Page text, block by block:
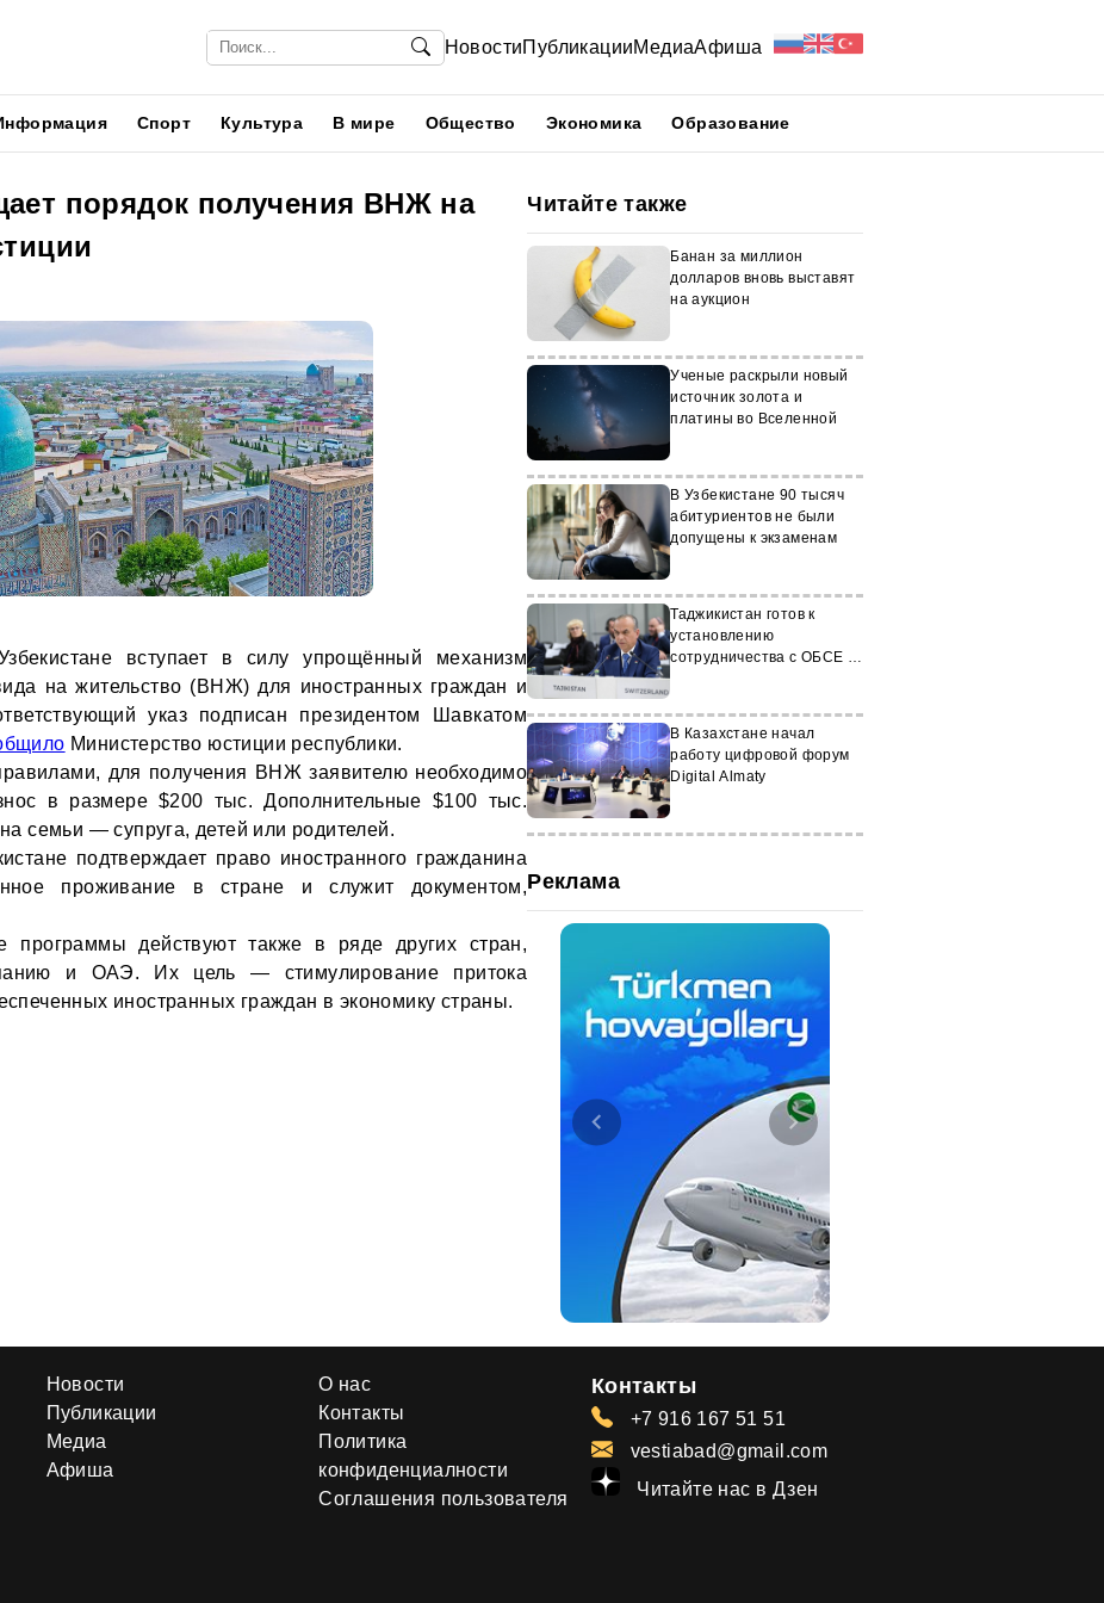
НовостиПубликацииМедиаАфиша
Спорт Культура В мире Общество Экономика Образование
порядок получения ВНЖ на
вступает в силу упрощённый механизм
на жительство (ВНЖ) для иностранных граждан и
указ подписан президентом Шавкатом
Министерство юстиции республики.
для получения ВНЖ заявителю необходимо
в размере $200 тыс. Дополнительные $100 тыс.
семьи — супруга, детей или родителей.
подтверждает право иностранного гражданина
проживание в стране и служит документом,
программы действуют также в ряде других стран,
и ОАЭ. Их цель — стимулирование притока
иностранных граждан в экономику страны.
Читайте также
Банан за миллион
долларов вновь выставят
на аукцион
Ученые раскрыли новый
источник золота и
платины во Вселенной
В Узбекистане 90 тысяч
абитуриентов не были
допущены к экзаменам
Таджикистан готов к
установлению
сотрудничества с ОБСЕ и
В Казахстане начал
работу цифровой форум
Digital Almaty
Реклама
Новости
Публикации
Медиа
Афиша
О нас
Контакты
Политика
конфиденциалности
Соглашения пользователя
Контакты
+7 916 167 51 51
vestiabad@gmail.com
Читайте нас в Дзен